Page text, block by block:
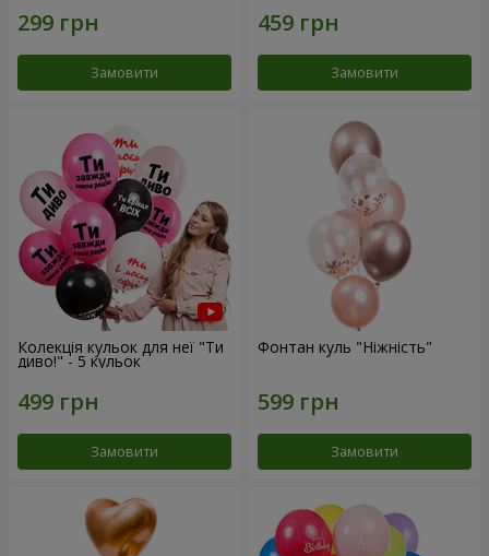
Замовити Замовити
Колекція кульок для неї "Ти
диво!" - 5 кульок
Замовити
Фонтан куль "Ніжність"
Замовити